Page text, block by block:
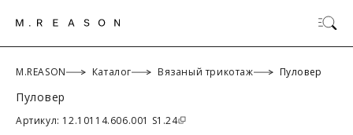
M.REASON Каталог Вязаный трикотаж Пуловер
Пуловер
Артикул: 12.10114.606.001 S1.24